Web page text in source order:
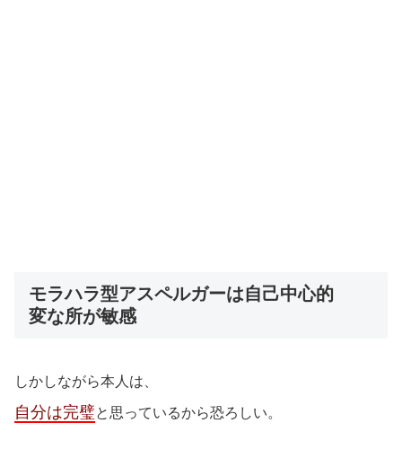
モラハラ型アスペルガーは自己中心的
変な所が敏感
しかしながら本人は、
自分は完璧と思っているから恐ろしい。